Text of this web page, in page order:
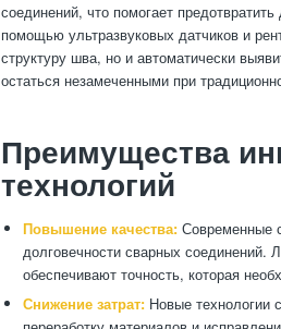
соединений, что помогает
помощью ультразвуковых датчиков и
структуру шва, но и автоматически
остаться незамеченными при
Преимущества
технологий
Повышение качества: Современные
долговечности сварных соединений.
обеспечивают точность, которая
Снижение затрат: Новые технологии